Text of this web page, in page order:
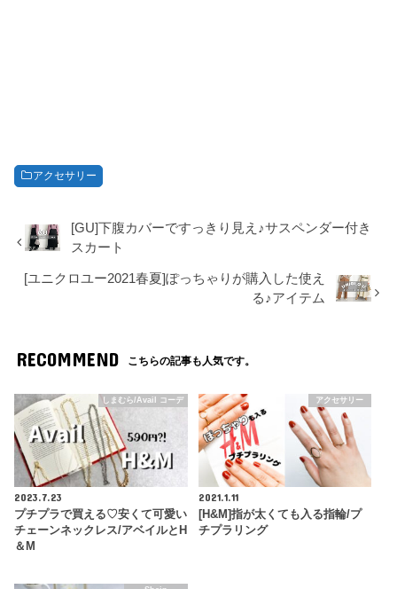
アクセサリー
[GU]下腹カバーですっきり見え♪サスペンダー付き
スカート
[ユニクロユー2021春夏]ぽっちゃりが購入した使え
る♪アイテム
RECOMMEND こちらの記事も人気です。
しまむら/Avail コーデ
2023.7.23
プチプラで買える♡安くて可愛い
チェーンネックレス/アベイルとH
＆M
アクセサリー
2021.1.11
[H&M]指が太くても入る指輪/プ
チプラリング